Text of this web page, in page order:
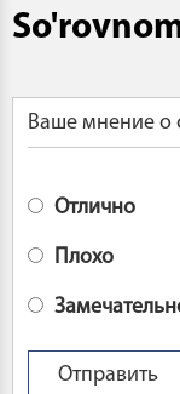
Ваше мнение о
Отлично
Плохо